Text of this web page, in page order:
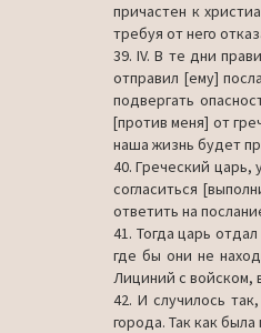
причастен к
требуя от него
39. IV. В те дни
отправил [ему]
подвергать
[против меня] от
наша жизнь будет
40. Греческий царь,
согласиться
ответить на
41. Тогда царь
где бы они не
Лициний с войском,
42. И случилось
города. Так как